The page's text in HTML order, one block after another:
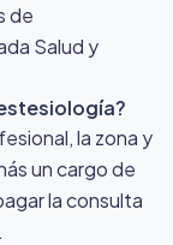
de
Salud y
la zona y
un cargo de
la consulta